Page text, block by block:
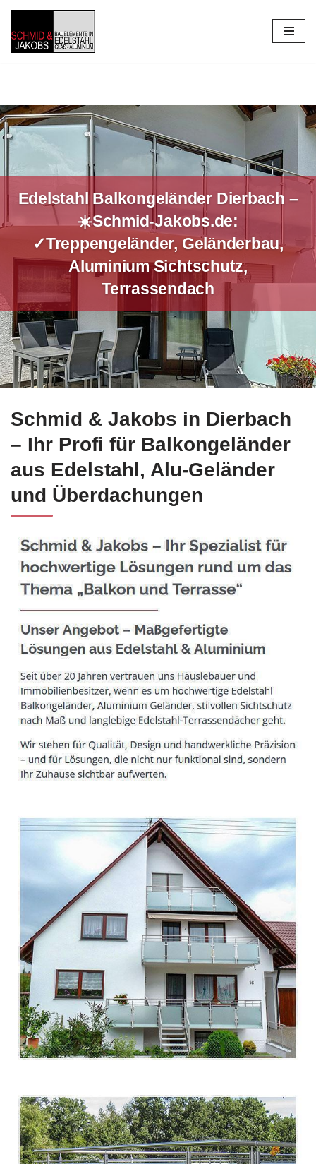
Zum
Inhalt
Edelstahl Balkongeländer Dierbach –
☀️Schmid-Jakobs.de:
✓Treppengeländer, Geländerbau,
Aluminium Sichtschutz,
Terrassendach
Gleich Edelstahl Balkongeländer in Dierbach buchen bei
Schmid & Jakobs in Dierbach
– Ihr Profi für Balkongeländer
aus Edelstahl, Alu-Geländer
und Überdachungen